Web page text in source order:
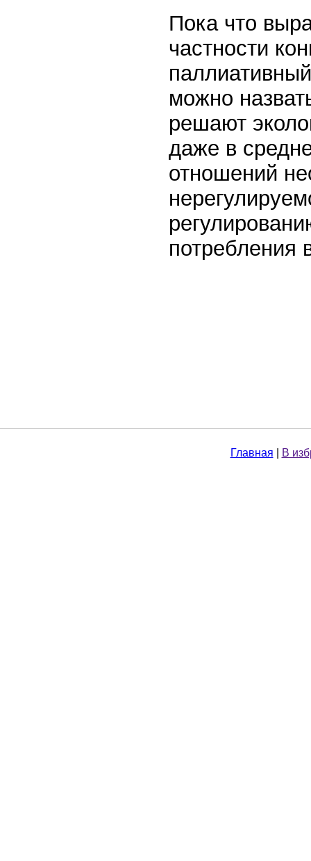
Пока что
частности
можно
решают
даже в
отношений
потребления
Главная В